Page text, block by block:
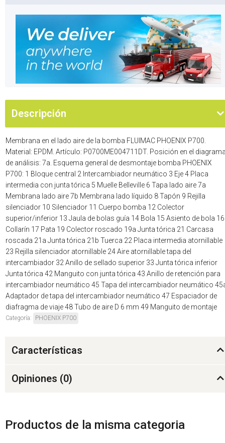
Descripción
Membrana en el lado aire de la bomba FLUIMAC PHOENIX P700.
Material: EPDM. Artículo: P0700ME004711DT. Posición en el
de análisis: 7a. Esquema general de desmontaje bomba PHOENIX
P700: 1 Bloque central 2 Intercambiador neumático 3 Eje 4 Placa
intermedia con junta tórica 5 Muelle Belleville 6 Tapa lado aire 7a
Membrana lado aire 7b Membrana lado líquido 8 Tapón 9 Rejilla
silenciador 10 Silenciador 11 Cuerpo bomba 12 Colector
superior/inferior 13 Jaula de bolas guía 14 Bola 15 Asiento de bola 16
Collarín 17 Pata 19 Colector roscado 19a Junta tórica 21 Carcasa
roscada 21a Junta tórica 21b Tuerca 22 Placa intermedia atornillable
23 Rejilla silenciador atornillable 24 Aire atornillable tapa del
intercambiador 32 Anillo de sellado superior 33 Junta tórica inferior
Junta tórica 42 Manguito con junta tórica 43 Anillo de retención para
intercambiador neumático 45 Tapa del intercambiador neumático
Adaptador de tapa del intercambiador neumático 47 Espaciador de
diafragma de viaje 48 Tubo de aire D 6 mm 49 Manguito de montaje
Categoría: PHOENIX P700
Características
Opiniones (0)
Productos de la misma categoria